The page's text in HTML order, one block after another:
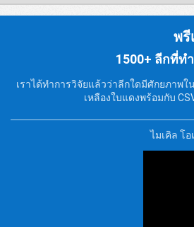
พรี
1500+ ลีกที่ท
เราได้ทำการวิจัยแล้วว่าลีกใดมีศักยภา
เหลืองใบแดงพร้อมกับ
ไมเคิล โ